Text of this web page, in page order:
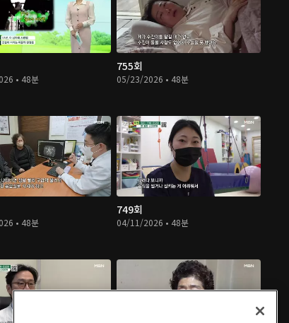
• 48분
755회
05/23/2026 • 48분
• 48분
749회
04/11/2026 • 48분